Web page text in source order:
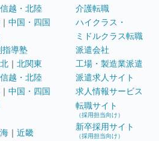
越・北陸
｜ 中国・四国
指導塾
｜ 北関東
越・北陸
｜ 中国・四国
｜ 近畿
介護転職
ハイクラス・
ミドルクラス転職
派遣会社
工場・製造業派遣
派遣求人サイト
求人情報サービス
転職サイト
（採用担当向け）
新卒採用サイト
（採用担当向け）